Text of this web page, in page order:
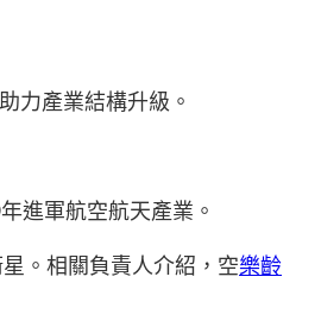
力產業結構升級。
進軍航空航天產業。
。相關負責人介紹，空樂齡